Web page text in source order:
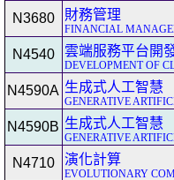
N3680 財務管理
FINANCIAL
N4540 雲端服務平台開
DEVELOPMENT OF
N4590A 生成式人工智慧
GENERATIVE
N4590B 生成式人工智慧
GENERATIVE
N4710 演化計算
EVOLUTIONARY